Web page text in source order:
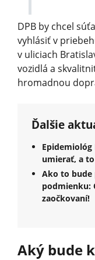
DPB by chcel
vyhlásiť v
v uliciach
vozidlá a
hromadnou
Ďalšie
Epidemiológ
umierať, a
Ako to bude
podmienku:
zaočkovaní!
Aký bude